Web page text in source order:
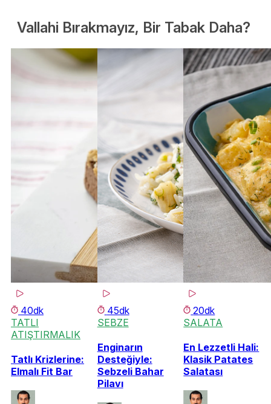
Vallahi Bırakmayız, Bir Tabak Daha?
40dk
TATLI
ATIŞTIRMALIK
Tatlı Krizlerine:
Elmalı Fit Bar
45dk
SEBZE
Enginarın
Desteğiyle:
Sebzeli Bahar
Pilavı
20dk
SALATA
En Lezzetli Hali:
Klasik Patates
Salatası